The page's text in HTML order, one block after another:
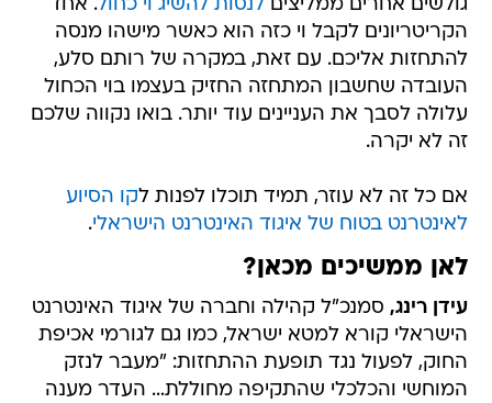
גולשים אחרים ממליציםלנסות להשיג וי כחול. אחד
הקריטריונים לקבל וי כזה הוא כאשר מישהו מנסה
להתחזות אליכם. עם זאת, במקרה של רותם סלע,
העובדה שחשבון המתחזה החזיק בעצמו בוי הכחול
עלולה לסבך את העניינים עוד יותר. בואו נקווה שלכם
זה לא יקרה.
אם כל זה לא עוזר, תמיד תוכלו לפנות לקו הסיוע
לאינטרנט בטוח של איגוד האינטרנט הישראלי.
לאן ממשיכים מכאן?
עידן רינג, סמנכ"ל קהילה וחברה של איגוד האינטרנט
הישראלי קורא למטא ישראל, כמו גם לגורמי אכיפת
החוק, לפעול נגד תופעת ההתחזות: "מעבר לנזק
המוחשי והכלכלי שהתקיפה מחוללת… העדר מענה